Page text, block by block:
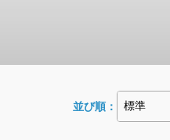
並び順：